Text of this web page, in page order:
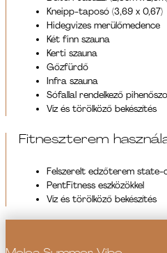
Kneipp-taposó (3,69 x 0,67)
Hidegvizes merülőmedence
Két finn szauna
Kerti szauna
Gőzfürdő
Infra szauna
Sófallal rendelkező
Víz és törölköző bekészítés
Fitneszterem
Felszerelt edzőterem
PentFitness eszközökkel
Víz és törölköző bekészítés